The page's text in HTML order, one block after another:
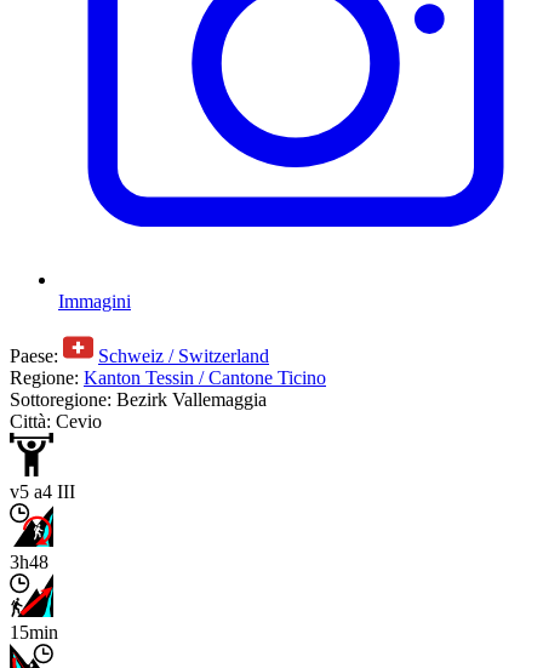
Immagini
Paese:
Schweiz / Switzerland
Regione: Kanton Tessin / Cantone Ticino
Sottoregione: Bezirk Vallemaggia
Città: Cevio
v5 a4 III
3h48
15min